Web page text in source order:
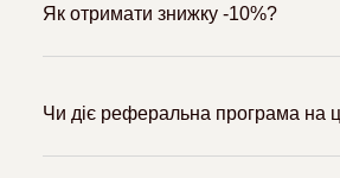
Як отримати знижку -10%?
Чи діє реферальна програма на